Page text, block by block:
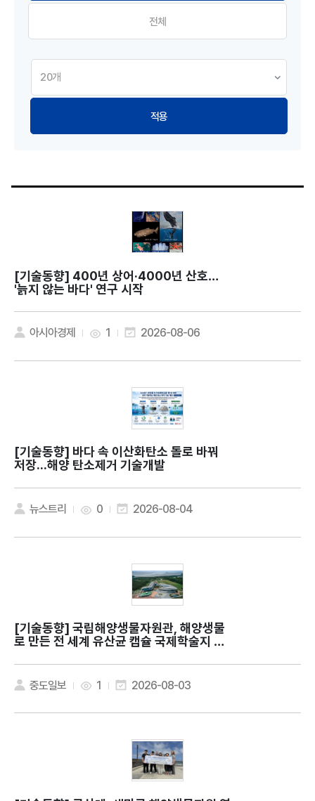
전체
적용
[기술동향]
'늙지 않는 바다' 연구 시작
아시아경제 1 2026-08-06
[기술동향]
저장...해양 탄소제거 기술개발
뉴스트리 0 2026-08-04
[기술동향]
로 만든 전 세계 유산균 캡슐 국제학술지 발
중도일보 1 2026-08-03